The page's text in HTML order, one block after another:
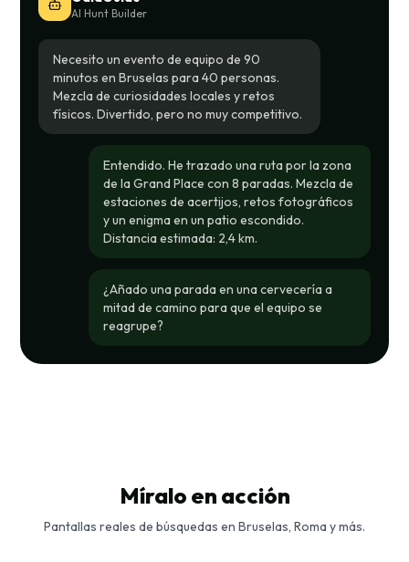
AI Hunt Builder
Necesito un evento de equipo de 90
minutos en Bruselas para 40 personas.
Mezcla de curiosidades locales y retos
físicos. Divertido, pero no muy competitivo.
Entendido. He trazado una ruta por la zona
de la Grand Place con 8 paradas. Mezcla de
estaciones de acertijos, retos fotográficos
y un enigma en un patio escondido.
Distancia estimada: 2,4 km.
¿Añado una parada en una cervecería a
mitad de camino para que el equipo se
reagrupe?
Míralo en acción
Pantallas reales de búsquedas en Bruselas, Roma y más.